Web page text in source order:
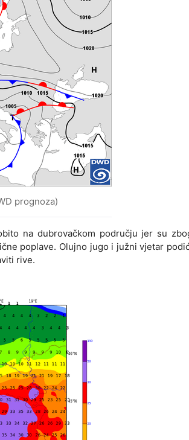
prognoza)
na dubrovačkom području jer su
poplave. Olujno jugo i južni vjetar
rive.